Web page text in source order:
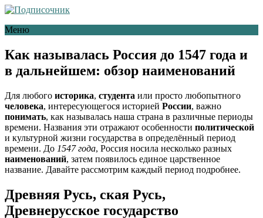
Меню
Как называлась Россия до 1547 года и
в дальнейшем: обзор наименований
Для любого историка, студента или просто любопытного
человека, интересующегося историей России, важно
понимать, как называлась наша страна в различные периоды
времени. Названия эти отражают особенности политической
и культурной жизни государства в определённый период
времени. До 1547 года, Россия носила несколько разных
наименований, затем появилось единое царственное
название. Давайте рассмотрим каждый период подробнее.
Древняя Русь, ская Русь,
Древнерусское государство